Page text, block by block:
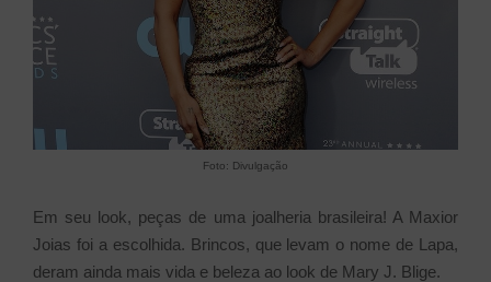
Foto: Divulgação
Em seu look, peças de uma joalheria brasileira! A Maxior
Joias foi a escolhida. Brincos, que levam o nome de Lapa,
deram ainda mais vida e beleza ao look de Mary J. Blige.